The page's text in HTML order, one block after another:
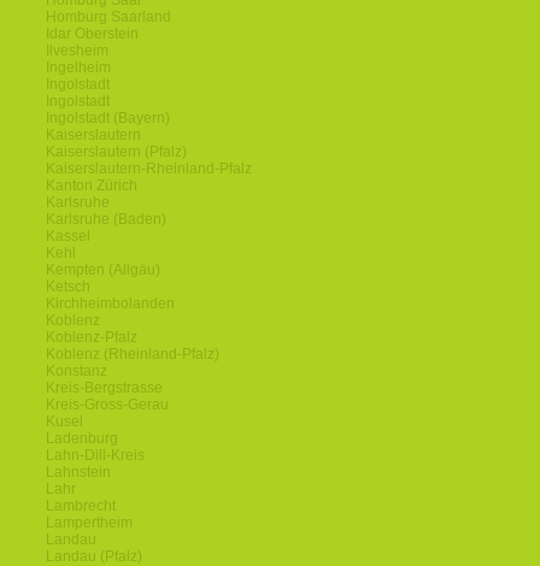
Homburg Saarland
Idar Oberstein
Ilvesheim
Ingelheim
Ingolstadt
Ingolstadt
Ingolstadt (Bayern)
Kaiserslautern
Kaiserslautern (Pfalz)
Kaiserslautern-Rheinland-Pfalz
Kanton Zürich
Karlsruhe
Karlsruhe (Baden)
Kassel
Kehl
Kempten (Allgäu)
Ketsch
Kirchheimbolanden
Koblenz
Koblenz-Pfalz
Koblenz (Rheinland-Pfalz)
Konstanz
Kreis-Bergstrasse
Kreis-Gross-Gerau
Kusel
Ladenburg
Lahn-Dill-Kreis
Lahnstein
Lahr
Lambrecht
Lampertheim
Landau
Landau (Pfalz)